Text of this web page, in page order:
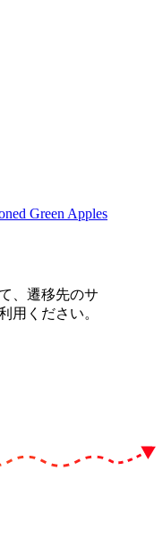
Green Apples
、遷移先のサ
用ください。